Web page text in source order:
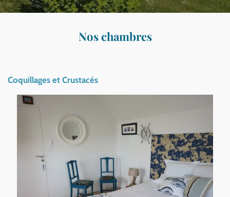
Nos chambres
Coquillages et Crustacés